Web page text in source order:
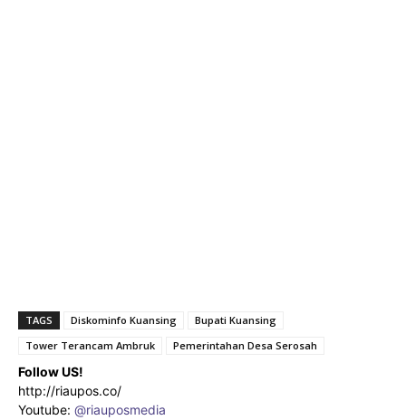
TAGS Diskominfo Kuansing
Bupati Kuansing
Tower Terancam Ambruk
Pemerintahan Desa Serosah
Follow US!
http://riaupos.co/
Youtube: @riauposmedia